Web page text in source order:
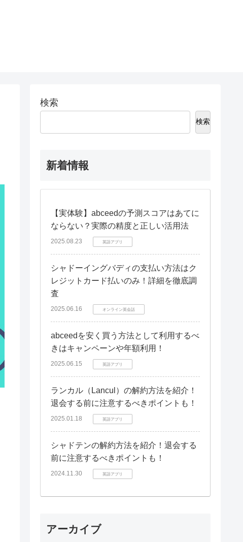
検索
検索
新着情報
【実体験】abceedの予測スコアはあてに
ならない？実際の精度と正しい活用法
2025.08.23 英語アプリ
シャドーイングバディの支払い方法はク
レジットカード払いのみ！詳細を徹底調
査
2025.06.16 オンライン英会話
abceedを安く買う方法として利用するべ
きはキャンペーンや年額利用！
2025.06.15 英語アプリ
ランカル（Lancul）の解約方法を紹介！
退会する前に注意するべきポイントも！
2025.01.18 英語アプリ
シャドテンの解約方法を紹介！退会する
前に注意するべきポイントも！
2024.11.30 英語アプリ
アーカイブ